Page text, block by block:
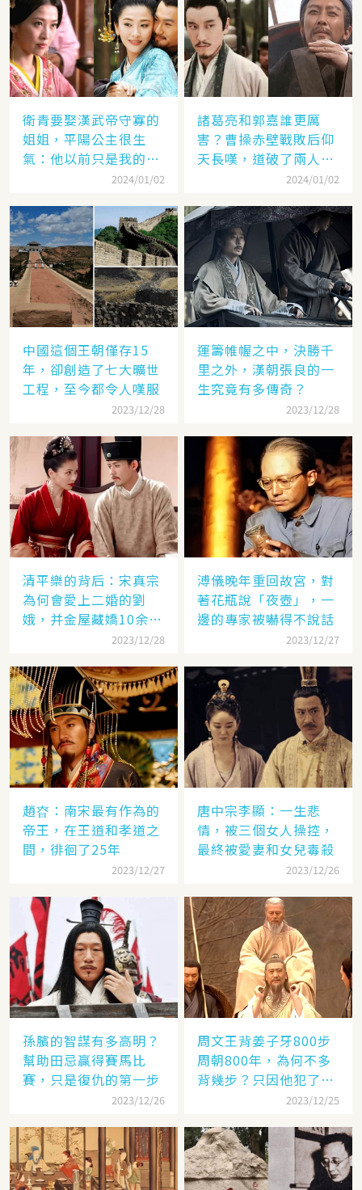
衛青要娶漢武帝守寡的
姐姐，平陽公主很生
氣：他以前只是我的奴
2024/01/02
諸葛亮和郭嘉誰更厲
害？曹操赤壁戰敗后仰
天長嘆，道破了兩人高
2024/01/02
中國這個王朝僅存15
年，卻創造了七大曠世
工程，至今都令人嘆服
2023/12/28
運籌帷幄之中，決勝千
里之外，漢朝張良的一
生究竟有多傳奇？
2023/12/28
清平樂的背后：宋真宗
為何會愛上二婚的劉
娥，并金屋藏嬌10余
2023/12/28
溥儀晚年重回故宮，對
著花瓶說「夜壺」，一
邊的專家被嚇得不說話
2023/12/27
趙昚：南宋最有作為的
帝王，在王道和孝道之
間，徘徊了25年
2023/12/27
唐中宗李顯：一生悲
情，被三個女人操控，
最終被愛妻和女兒毒殺
2023/12/26
孫臏的智謀有多高明？
幫助田忌贏得賽馬比
賽，只是復仇的第一步
2023/12/26
周文王背姜子牙800步
周朝800年，為何不多
背幾步？只因他犯了個
2023/12/25